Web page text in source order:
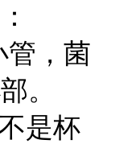
管，菌
。
是杯